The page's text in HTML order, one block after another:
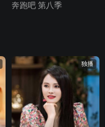
奔跑吧 第八季
独播